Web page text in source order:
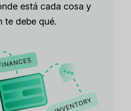
está cada cosa y
te debe qué.